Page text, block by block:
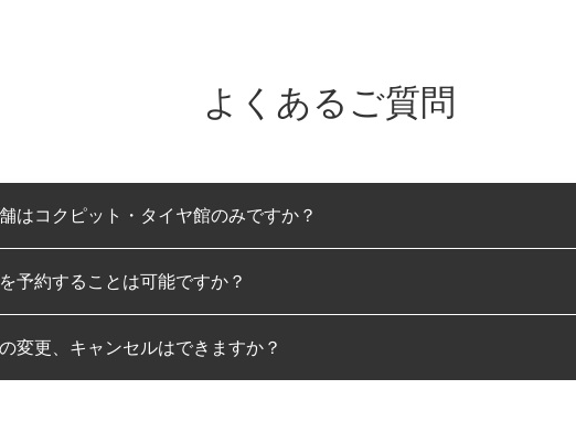
よくあるご質問
はコクピット・タイヤ館のみですか？
イヤ館のみとなります。
予約することは可能ですか？
ご予約は可能です。
変更、キャンセルはできますか？